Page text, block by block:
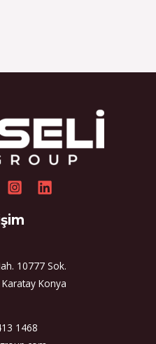
10777 Sok.
Konya
1468